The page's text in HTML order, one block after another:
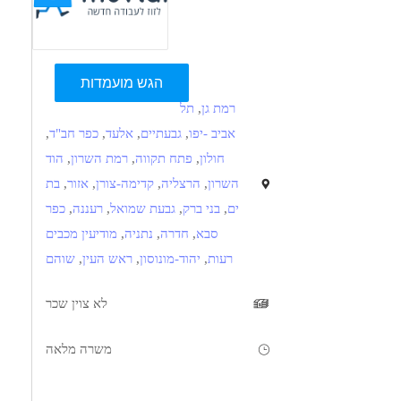
הגש מועמדות
רמת גן, תל
אביב -יפו, גבעתיים, אלעד, כפר חב"ד,
חולון, פתח תקווה, רמת השרון, הוד
השרון, הרצליה, קדימה-צורן, אזור, בת
ים, בני ברק, גבעת שמואל, רעננה, כפר
סבא, חדרה, נתניה, מודיעין מכבים
רעות, יהוד-מונוסון, ראש העין, שוהם
לא צוין שכר
משרה מלאה